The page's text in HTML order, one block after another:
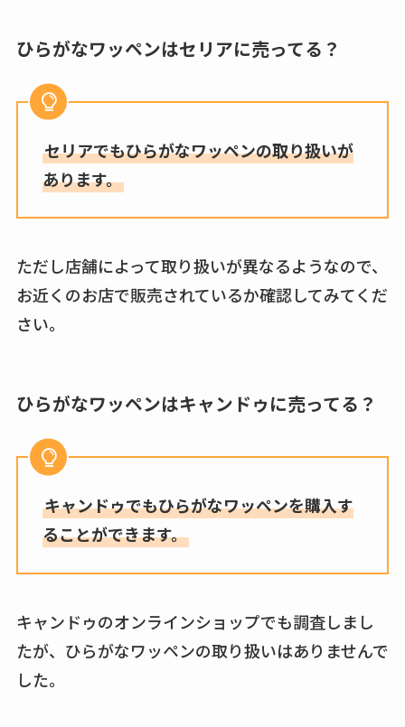
ひらがなワッペンはセリアに売ってる？
セリアでもひらがなワッペンの取り扱いが
あります。
ただし店舗によって取り扱いが異なるようなので、
お近くのお店で販売されているか確認してみてくだ
さい。
ひらがなワッペンはキャンドゥに売ってる？
キャンドゥでもひらがなワッペンを購入す
ることができます。
キャンドゥのオンラインショップでも調査しまし
たが、ひらがなワッペンの取り扱いはありませんで
した。